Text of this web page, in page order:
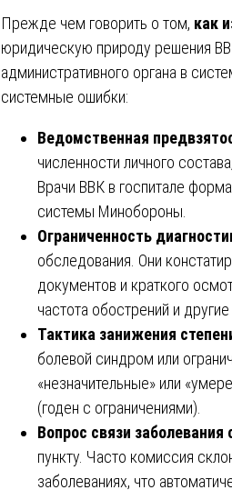
Прежде чем говорить о том, как
юридическую природу решения
административного органа в
системные ошибки:
Ведомственная
численности личного
Врачи ВВК в госпитале
системы Минобороны.
Ограниченность
обследования. Они
документов и краткого
частота обострений и
Тактика занижения
болевой синдром или
«незначительные» или
(годен с ограничениями).
Вопрос связи заболевания
пункту. Часто комиссия
заболеваниях, что